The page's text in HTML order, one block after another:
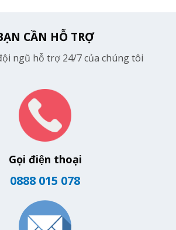
CẦN HỖ TRỢ
ngũ hỗ trợ 24/7 của chúng tôi
Gọi điện thoại
0888 015 078